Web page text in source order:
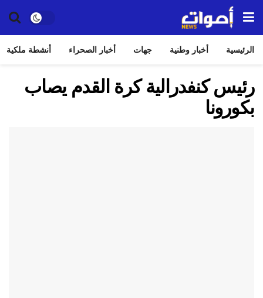
الرئيسية أخبار وطنية جهات أخبار الصحراء أنشطة ملكية
رئيس كنفدرالية كرة القدم يصاب
بكورونا